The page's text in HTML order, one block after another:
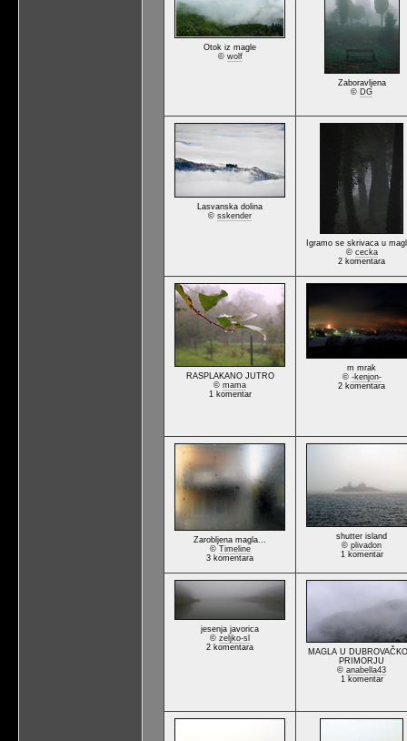
Otok iz magle
© wolf
Zaboravljena
© DG
Lasvanska dolina
© sskender
Igramo se skrivaca u
© cecka
2 komentara
RASPLAKANO JUTRO
© mama
1 komentar
m mrak
© -kenjon-
2 komentara
Zarobljena magla...
© Timeline
3 komentara
shutter island
© plivadon
1 komentar
jesenja javorica
© zeljko-sl
2 komentara
MAGLA U
PRIMORJU
© anabella43
1 komentar